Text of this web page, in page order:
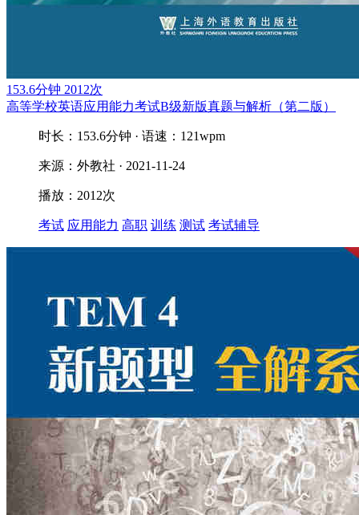
153.6分钟 2012次
高等学校英语应用能力考试B级新版真题与解析（第二版）
时长：153.6分钟 · 语速：121wpm
来源：外教社 · 2021-11-24
播放：2012次
考试 应用能力 高职 训练 测试 考试辅导